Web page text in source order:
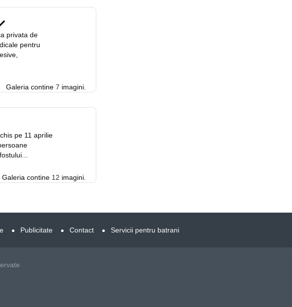
privata de
pentru
Galeria contine 7 imagini.
pe 11 aprilie
Galeria contine 12 imagini.
Publicitate Contact Servicii pentru batrani